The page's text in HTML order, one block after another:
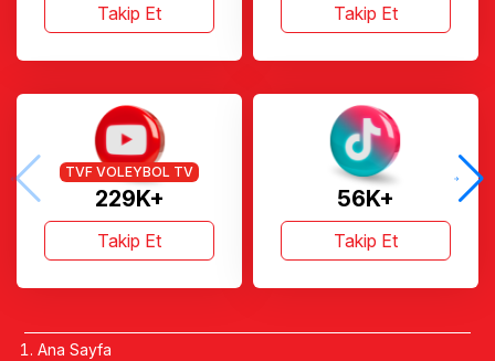
Takip Et Takip Et
229K+
TVF VOLEYBOL TV
Takip Et
56K+
Takip Et
Ana Sayfa